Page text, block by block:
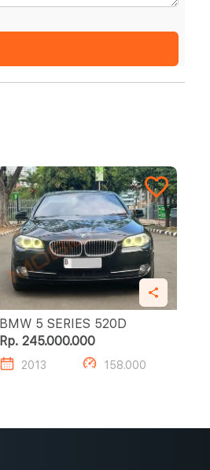
BMW 5 SERIES 520D
Rp. 245.000.000
2013 158.000